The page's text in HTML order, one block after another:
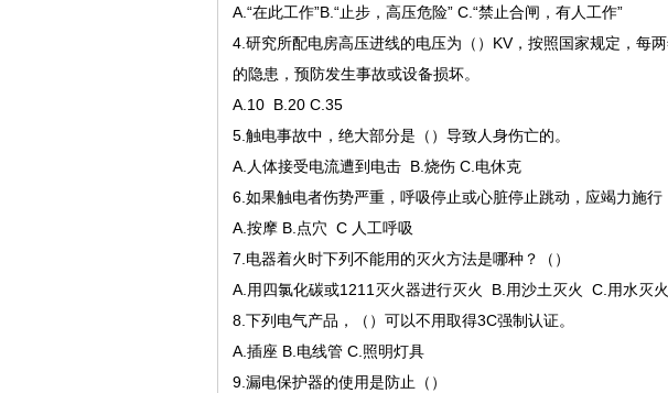
A.“在此工作”B.“止步，高压危险” C.“禁止合闸，有人工作”
4.研究所配电房高压进线的电压为（）KV，按照国家规定，每
的隐患，预防发生事故或设备损坏。
A.10 B.20 C.35
5.触电事故中，绝大部分是（）导致人身伤亡的。
A.人体接受电流遭到电击 B.烧伤 C.电休克
6.如果触电者伤势严重，呼吸停止或心脏停止跳动，应竭力施行
A.按摩 B.点穴 C 人工呼吸
7.电器着火时下列不能用的灭火方法是哪种？（）
A.用四氯化碳或1211灭火器进行灭火 B.用沙土灭火 C.用水灭火
8.下列电气产品，（）可以不用取得3C强制认证。
A.插座 B.电线管 C.照明灯具
9.漏电保护器的使用是防止（）